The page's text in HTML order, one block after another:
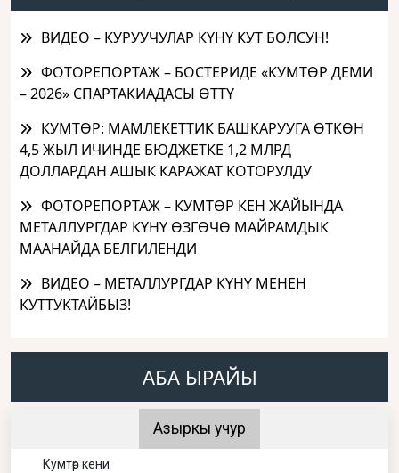
ВИДЕО – КУРУУЧУЛАР КҮНҮ КУТ БОЛСУН!
ФОТОРЕПОРТАЖ – БОСТЕРИДЕ «КУМТӨР ДЕМИ
– 2026» СПАРТАКИАДАСЫ ӨТТҮ
КУМТӨР: МАМЛЕКЕТТИК БАШКАРУУГА ӨТКӨН
4,5 ЖЫЛ ИЧИНДЕ БЮДЖЕТКЕ 1,2 МЛРД
ДОЛЛАРДАН АШЫК КАРАЖАТ КОТОРУЛДУ
ФОТОРЕПОРТАЖ – КУМТӨР КЕН ЖАЙЫНДА
МЕТАЛЛУРГДАР КҮНҮ ӨЗГӨЧӨ МАЙРАМДЫК
МААНАЙДА БЕЛГИЛЕНДИ
ВИДЕО – МЕТАЛЛУРГДАР КҮНҮ МЕНЕН
КУТТУКТАЙБЫЗ!
АБА ЫРАЙЫ
Азыркы учур
Кумтөр кени